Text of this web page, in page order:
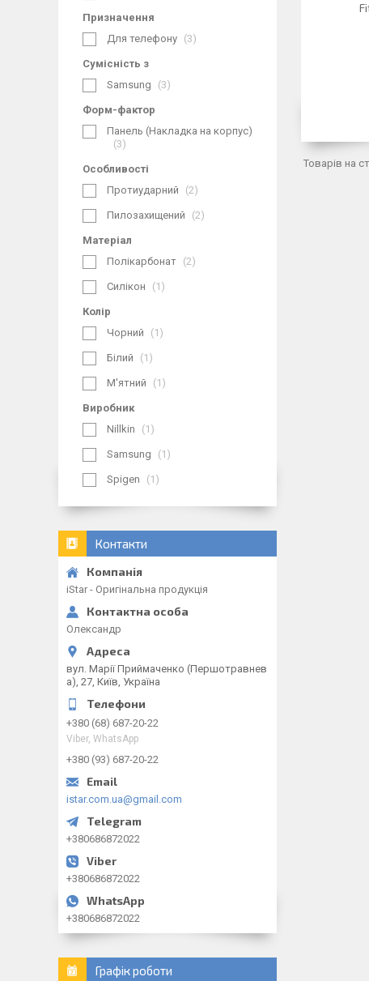
Призначення
Для телефону
3
Сумісність з
Samsung
3
Форм-фактор
Панель (Накладка на корпус)
3
Особливості
Протиударний
2
Пилозахищений 2
Матеріал
Полікарбонат
2
Силікон 1
Колір
Чорний
1
Білий 1
М'ятний 1
Виробник
Nillkin
1
Samsung 1
Spigen 1
Контакти
iStar - Оригінальна продукція
Олександр
вул. Марії Приймаченко (Першотравнев
а), 27, Київ, Україна
+380 (68) 687-20-22
Viber, WhatsApp
+380 (93) 687-20-22
istar.com.ua@gmail.com
+380686872022
+380686872022
+380686872022
Графік роботи